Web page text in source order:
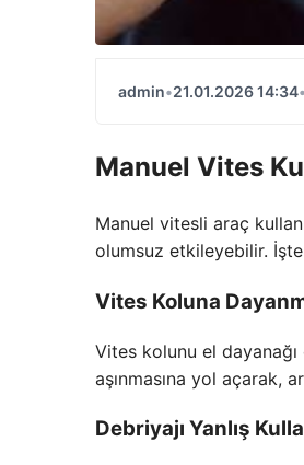
admin•21.01.2026 14:34•
Manuel Vites
Manuel vitesli araç
olumsuz etkileyebilir.
Vites Koluna
Vites kolunu el
aşınmasına yol açarak,
Debriyajı Yanlış